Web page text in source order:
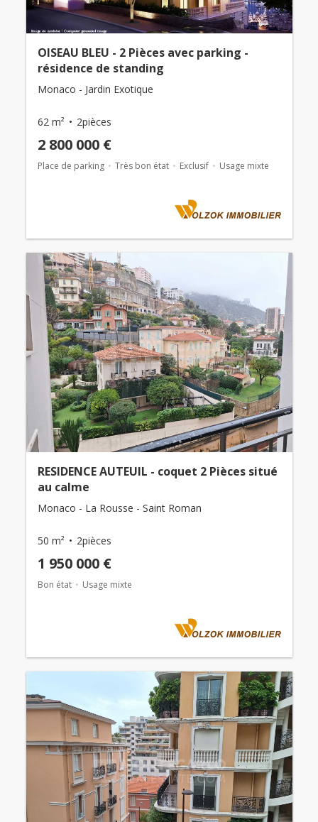
OISEAU BLEU - 2 Pièces avec parking -
résidence de standing
Monaco - Jardin Exotique
62 m² 2pièces
2 800 000 €
Place de parking Très bon état Exclusif Usage mixte
RESIDENCE AUTEUIL - coquet 2 Pièces situé
au calme
Monaco - La Rousse - Saint Roman
50 m² 2pièces
1 950 000 €
Bon état Usage mixte